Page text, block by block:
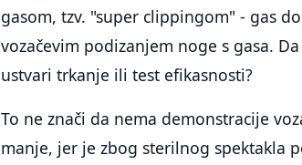
gasom, tzv. "super clippingom" - gas
vozačevim podizanjem noge s gasa.
ustvari trkanje ili test efikasnosti?
To ne znači da nema demonstracije
manje, jer je zbog sterilnog spektakla